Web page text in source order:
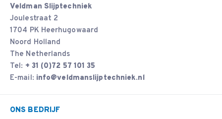
Veldman Slijptechniek
Joulestraat 2
1704 PK Heerhugowaard
Noord Holland
The Netherlands
Tel: + 31 (0)72 57 101 35
E-mail: info@veldmanslijptechniek.nl
ONS BEDRIJF